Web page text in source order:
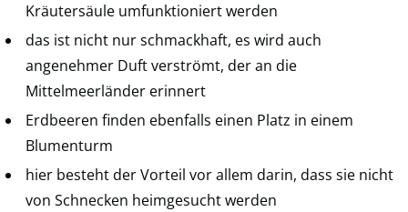
Kräutersäule umfunktioniert werden
das ist nicht nur schmackhaft, es wird auch
angenehmer Duft verströmt, der an die
Mittelmeerländer erinnert
Erdbeeren finden ebenfalls einen Platz in einem
Blumenturm
hier besteht der Vorteil vor allem darin, dass sie nicht
von Schnecken heimgesucht werden